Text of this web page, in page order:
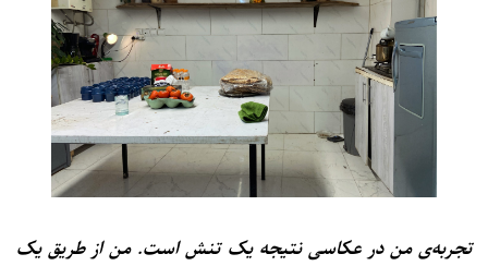
تجربه‌ی من در عکاسی نتیجه یک تنش است. من از طریق یک